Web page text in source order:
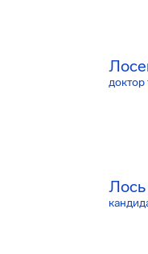
доктор